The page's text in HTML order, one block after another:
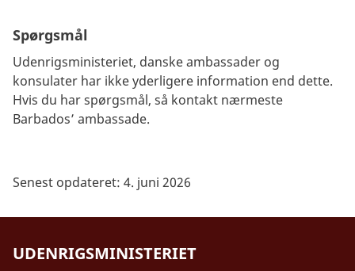
Spørgsmål
Udenrigsministeriet, danske ambassader og
konsulater har ikke yderligere information end dette.
Hvis du har spørgsmål, så kontakt nærmeste
Barbados’ ambassade.
Senest opdateret: 4. juni 2026
UDENRIGSMINISTERIET